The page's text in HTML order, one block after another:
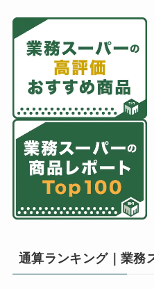
通算ランキング｜業務